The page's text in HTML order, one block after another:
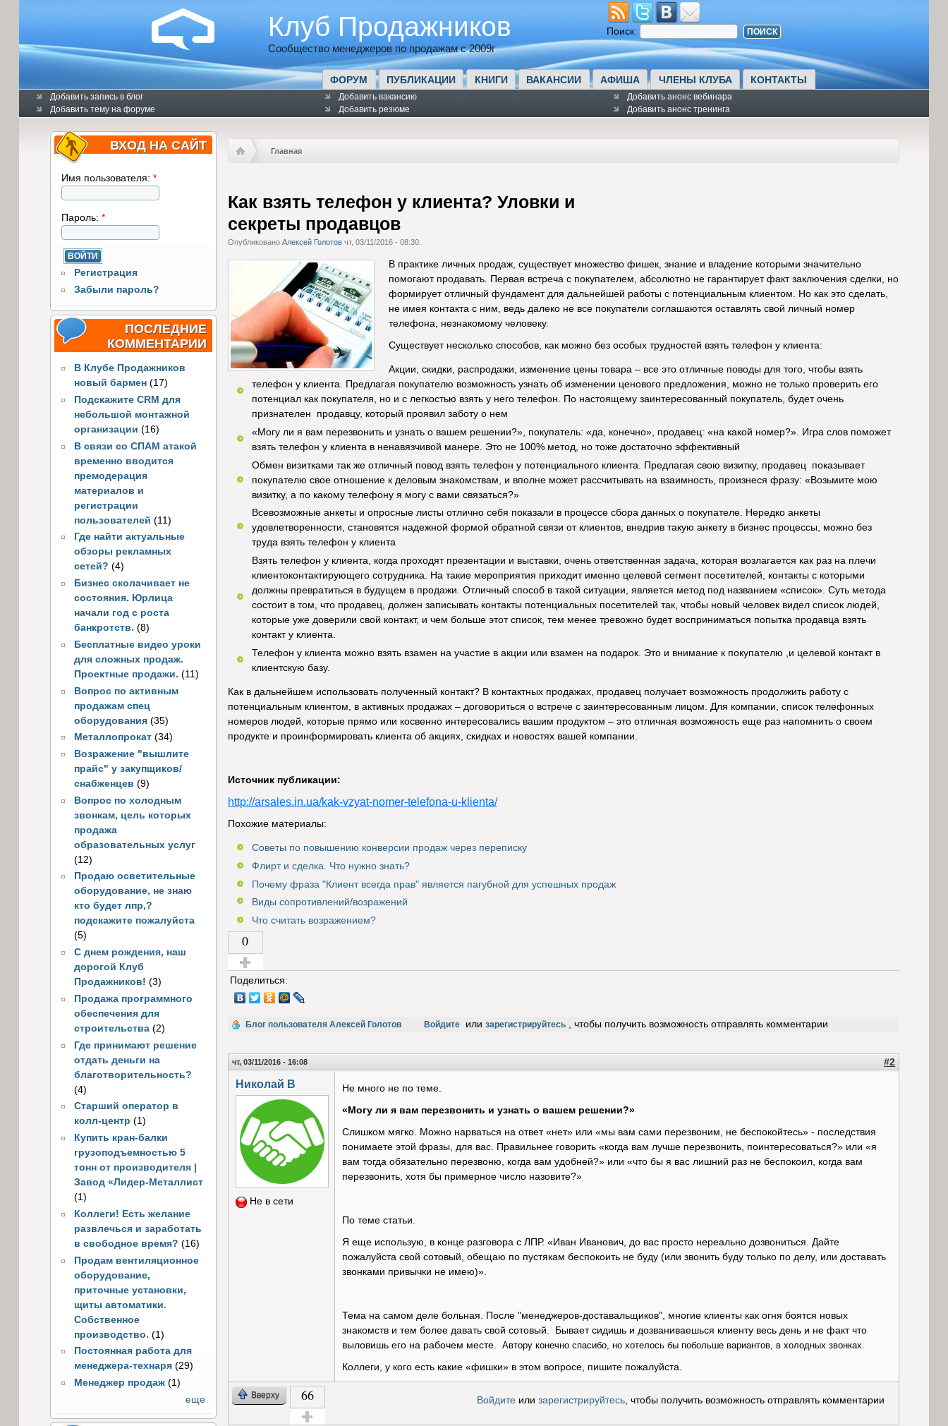
Клуб Продажников
Сообщество менеджеров по продажам с 2009г
Поиск:
ФОРУМ ПУБЛИКАЦИИ КНИГИ ВАКАНСИИ АФИША ЧЛЕНЫ КЛУБА КОНТАКТЫ
Добавить запись в блог
Добавить тему на форуме
Добавить вакансию
Добавить резюме
Добавить анонс вебинара
Добавить анонс тренинга
ВХОД НА САЙТ
Имя пользователя: *
Пароль: *
Регистрация
Забыли пароль?
ПОСЛЕДНИЕ
КОММЕНТАРИИ
В Клубе Продажников
новый бармен (17)
Подскажите CRM для
небольшой монтажной
организации (16)
В связи со СПАМ атакой
временно вводится
премодерация
материалов и
регистрации
пользователей (11)
Где найти актуальные
обзоры рекламных
сетей? (4)
Бизнес сколачивает не
состояния. Юрлица
начали год с роста
банкротств. (8)
Бесплатные видео уроки
для сложных продаж.
Проектные продажи. (11)
Вопрос по активным
продажам спец
оборудования (35)
Металлопрокат (34)
Возражение "вышлите
прайс" у закупщиков/
снабженцев (9)
Вопрос по холодным
звонкам, цель которых
продажа
образовательных услуг
(12)
Продаю осветительные
оборудование, не знаю
кто будет лпр,?
подскажите пожалуйста
(5)
С днем рождения, наш
дорогой Клуб
Продажников! (3)
Продажа программного
обеспечения для
строительства (2)
Где принимают решение
отдать деньги на
благотворительность?
(4)
Старший оператор в
колл-центр (1)
Купить кран-балки
грузоподъемностью 5
тонн от производителя |
Завод «Лидер-Металлист
(1)
Коллеги! Есть желание
развлечься и заработать
в свободное время? (16)
Продам вентиляционное
оборудование,
приточные установки,
щиты автоматики.
Собственное
производство. (1)
Постоянная работа для
менеджера-технаря (29)
Менеджер продаж (1)
еще
Главная
Как взять телефон у клиента? Уловки и
секреты продавцов
Опубликовано Алексей Голотовчт, 03/11/2016 - 08:30.
В практике личных продаж, существует множество фишек, знание и владение которыми значительно
помогают продавать. Первая встреча с покупателем, абсолютно не гарантирует факт заключения сделки, но
формирует отличный фундамент для дальнейшей работы с потенциальным клиентом. Но как это сделать,
не имея контакта с ним, ведь далеко не все покупатели соглашаются оставлять свой личный номер
телефона, незнакомому человеку.
Существует несколько способов, как можно без особых трудностей взять телефон у клиента:
Акции, скидки, распродажи, изменение цены товара – все это отличные поводы для того, чтобы взять
телефон у клиента. Предлагая покупателю возможность узнать об изменении ценового предложения, можно не только проверить его
потенциал как покупателя, но и с легкостью взять у него телефон. По настоящему заинтересованный покупатель, будет очень
признателен продавцу, который проявил заботу о нем
«Могу ли я вам перезвонить и узнать о вашем решении?», покупатель: «да, конечно», продавец: «на какой номер?». Игра слов поможет
взять телефон у клиента в ненавязчивой манере. Это не 100% метод, но тоже достаточно эффективный
Обмен визитками так же отличный повод взять телефон у потенциального клиента. Предлагая свою визитку, продавец показывает
покупателю свое отношение к деловым знакомствам, и вполне может рассчитывать на взаимность, произнеся фразу: «Возьмите мою
визитку, а по какому телефону я могу с вами связаться?»
Всевозможные анкеты и опросные листы отлично себя показали в процессе сбора данных о покупателе. Нередко анкеты
удовлетворенности, становятся надежной формой обратной связи от клиентов, внедрив такую анкету в бизнес процессы, можно без
труда взять телефон у клиента
Взять телефон у клиента, когда проходят презентации и выставки, очень ответственная задача, которая возлагается как раз на плечи
клиентоконтактирующего сотрудника. На такие мероприятия приходит именно целевой сегмент посетителей, контакты с которыми
должны превратиться в будущем в продажи. Отличный способ в такой ситуации, является метод под названием «список». Суть метода
состоит в том, что продавец, должен записывать контакты потенциальных посетителей так, чтобы новый человек видел список людей,
которые уже доверили свой контакт, и чем больше этот список, тем менее тревожно будет восприниматься попытка продавца взять
контакт у клиента.
Телефон у клиента можно взять взамен на участие в акции или взамен на подарок. Это и внимание к покупателю ,и целевой контакт в
клиентскую базу.
Как в дальнейшем использовать полученный контакт? В контактных продажах, продавец получает возможность продолжить работу с
потенциальным клиентом, в активных продажах – договориться о встрече с заинтересованным лицом. Для компании, список телефонных
номеров людей, которые прямо или косвенно интересовались вашим продуктом – это отличная возможность еще раз напомнить о своем
продукте и проинформировать клиента об акциях, скидках и новостях вашей компании.
Источник публикации:
http://arsales.in.ua/kak-vzyat-nomer-telefona-u-klienta/
Похожие материалы:
Советы по повышению конверсии продаж через переписку
Флирт и сделка. Что нужно знать?
Почему фраза "Клиент всегда прав" является пагубной для успешных продаж
Виды сопротивлений/возражений
Что считать возражением?
0
Голос за!
Поделиться:
Блог пользователя Алексей Голотов Войдите или зарегистрируйтесь , чтобы получить возможность отправлять комментарии
чт, 03/11/2016 - 16:08 #2
Николай В
Не в сети
Не много не по теме.
«Могу ли я вам перезвонить и узнать о вашем решении?»
Слишком мягко. Можно нарваться на ответ «нет» или «мы вам сами перезвоним, не беспокойтесь» - последствия
понимаете этой фразы, для вас. Правильнее говорить «когда вам лучше перезвонить, поинтересоваться?» или «я
вам тогда обязательно перезвоню, когда вам удобней?» или «что бы я вас лишний раз не беспокоил, когда вам
перезвонить, хотя бы примерное число назовите?»
По теме статьи.
Я еще использую, в конце разговора с ЛПР. «Иван Иванович, до вас просто нереально дозвониться. Дайте
пожалуйста свой сотовый, обещаю по пустякам беспокоить не буду (или звонить буду только по делу, или доставать
звонками привычки не имею)».
Тема на самом деле больная. После "менеджеров-доставальщиков", многие клиенты как огня боятся новых
знакомств и тем более давать свой сотовый.
Бывает сидишь и дозваниваешься клиенту весь день и не факт что
выловишь его на рабочем месте. Автору конечно спасибо, но хотелось бы побольше вариантов, в холодных звонках.
Коллеги, у кого есть какие «фишки» в этом вопросе, пишите пожалуйста.
Вверху 66 Войдитеили зарегистрируйтесь, чтобы получить возможность отправлять комментарии